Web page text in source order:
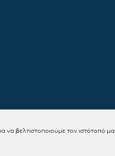
να βελτιστοποιούμε τον ιστότοπό μας